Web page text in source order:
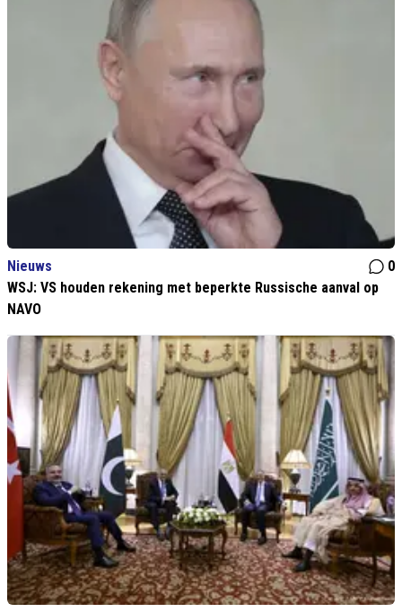
Nieuws
0
WSJ: VS houden rekening met beperkte Russische aanval op
NAVO